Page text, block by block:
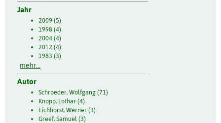
Jahr
2009 (5)
1998 (4)
2004 (4)
2012 (4)
1983 (3)
mehr...
Autor
Schroeder, Wolfgang (71)
Knopp, Lothar (4)
Eichhorst, Werner (3)
Greef, Samuel (3)